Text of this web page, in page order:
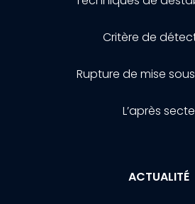
Critère de
Rupture de mise
L’après secte
ACTUALITÉ